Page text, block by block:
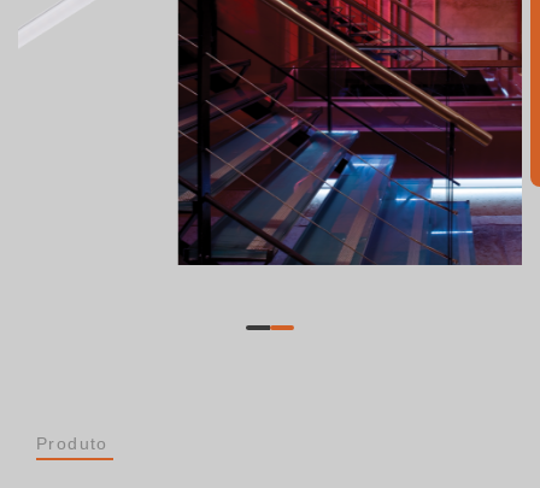
BOYA OUT Shapes
Soluções Acústicas
Melhores Projetos
Produto